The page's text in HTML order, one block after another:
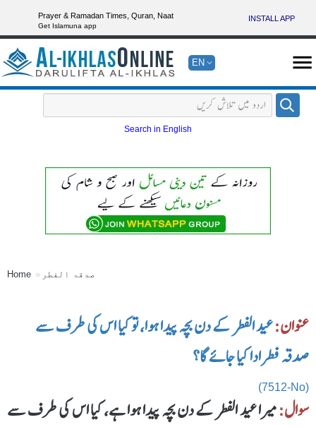
Prayer & Ramadan Times, Quran, Naat
Get Islamuna app
INSTALL APP
EN
Search in English
Home صدقۃ الفطر
عنوان:عید الفطر کے دن بچہ پیدا ہوا، تو کیا اس کی طرف سے
صدقہ فطر ادا کیا جائے گا؟
(7512-No)
سوال:میرا عید الفطر کے دن بچہ پیدا ہوا ہے، کیا اس کی طرف سے